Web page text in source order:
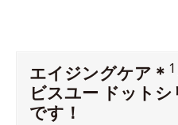
エイジングケア＊ 1
ビスユー ドット
です！